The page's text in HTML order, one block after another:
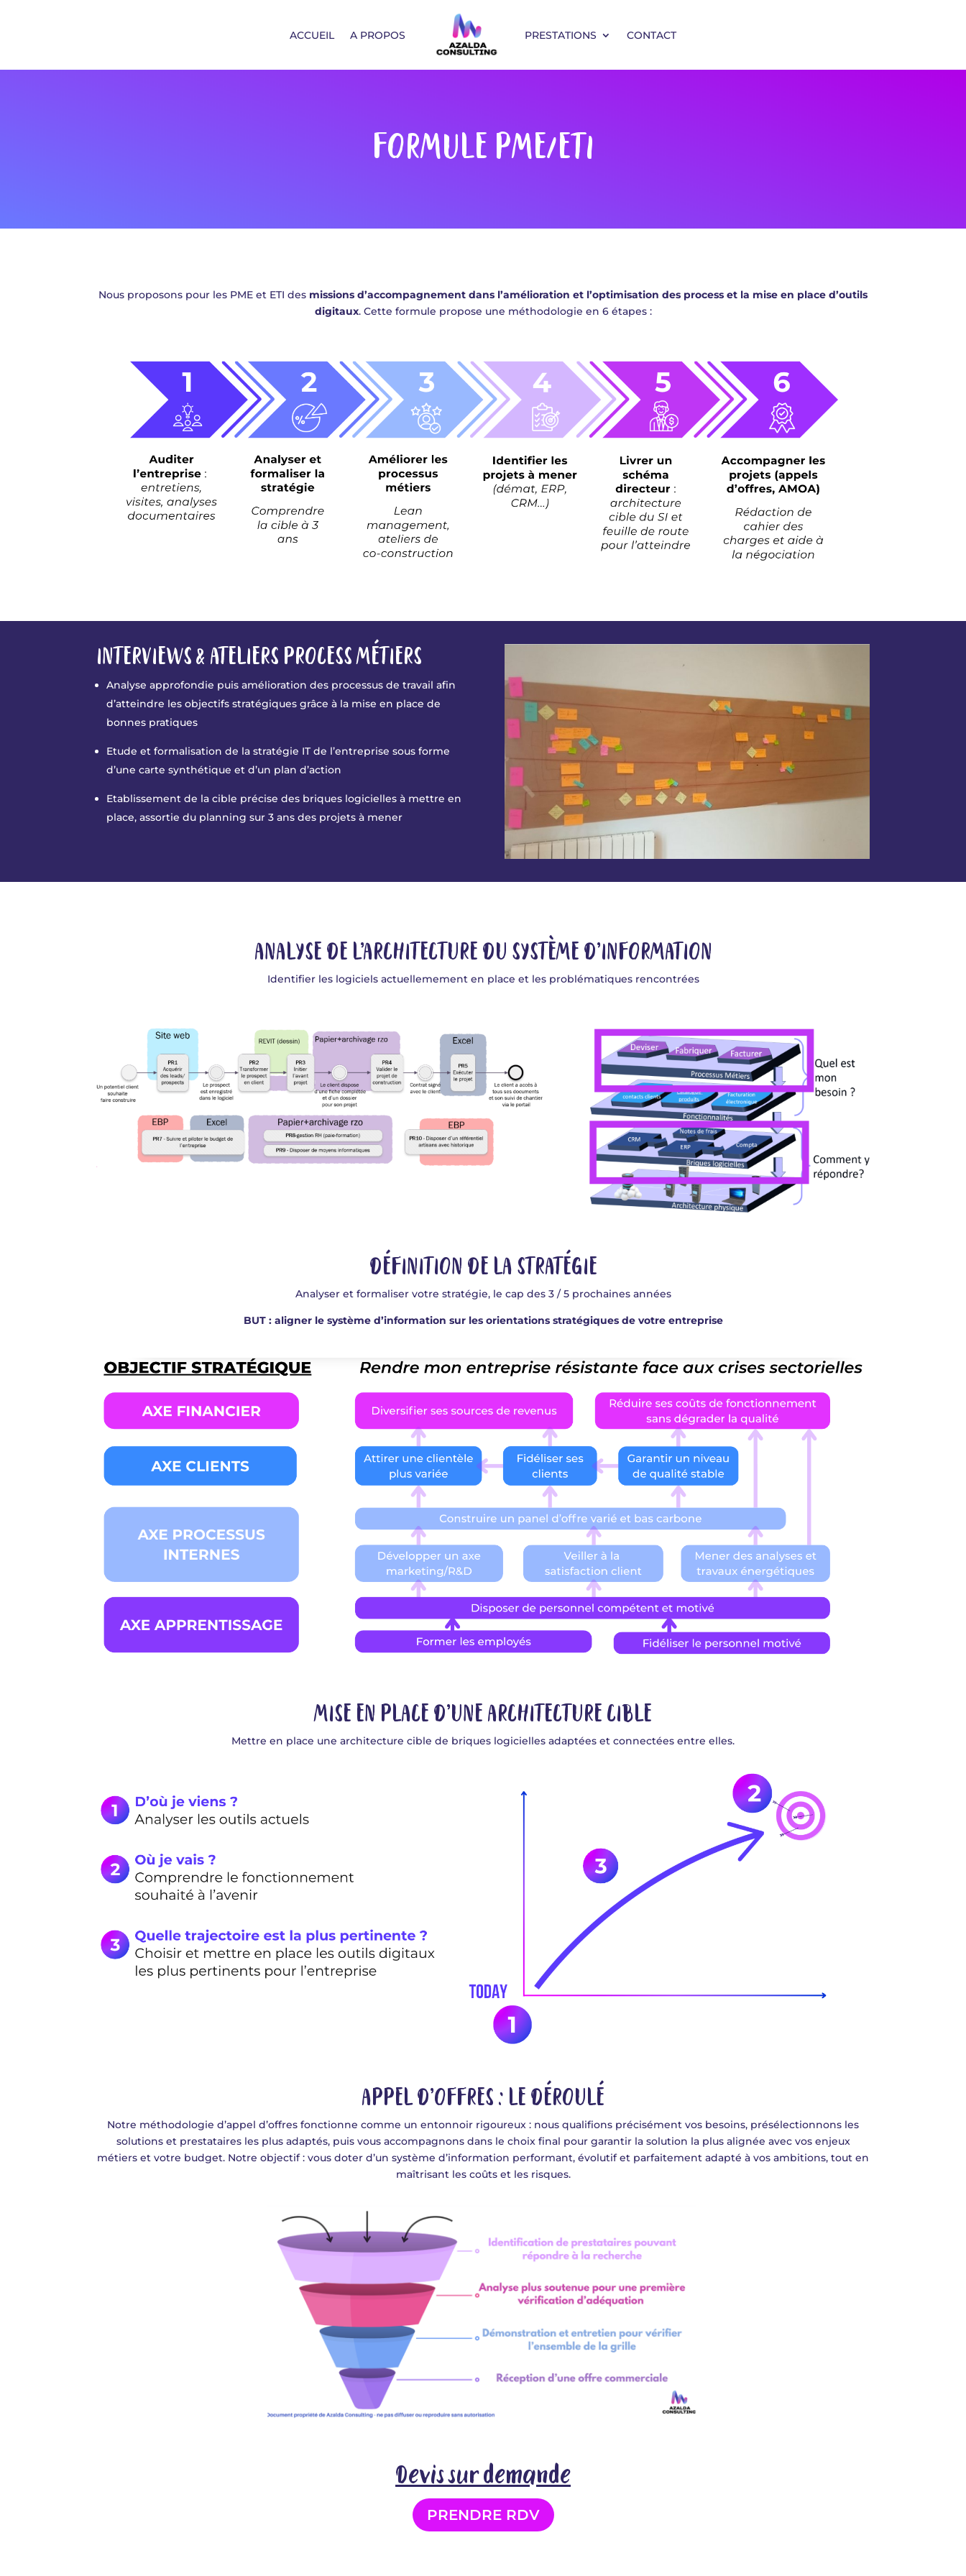
ACCUEIL A PROPOS PRESTATIONS CONTACT
FORMULE PME/ETI
Nous proposons pour les PME et ETI des missions d’accompagnement dans l’amélioration et l’optimisation des process et la mise en place d’outils
digitaux. Cette formule propose une méthodologie en 6 étapes :
INTERVIEWS & ATELIERS PROCESS MÉTIERS
Analyse approfondie puis amélioration des processus de travailafin
d’atteindre les objectifs stratégiques grâce à la mise en place de
bonnes pratiques
Etude et formalisation de la stratégie ITde l’entreprise sous forme
d’une carte synthétique et d’un plan d’action
Etablissement de la cible précise des briques logiciellesà mettre en
place, assortie du planning sur 3 ans des projets à mener
ANALYSE DE L’ARCHITECTURE DU SYSTÈME D’INFORMATION
Identifier les logiciels actuellemement en place et les problématiques rencontrées
DÉFINITION DE LA STRATÉGIE
Analyser et formaliser votre stratégie, le cap des 3 / 5 prochaines années
BUT : aligner le système d’information sur les orientations stratégiques de votre entreprise
MISE EN PLACE D’UNE ARCHITECTURE CIBLE
Mettre en place une architecture cible de briques logicielles adaptées et connectées entre elles.
APPEL D’OFFRES : LE DÉROULÉ
Notre méthodologie d’appel d’offres fonctionne comme un entonnoir rigoureux : nous qualifions précisément vos besoins, présélectionnons les
solutions et prestataires les plus adaptés, puis vous accompagnons dans le choix final pour garantir la solution la plus alignée avec vos enjeux
métiers et votre budget. Notre objectif : vous doter d’un système d’information performant, évolutif et parfaitement adapté à vos ambitions, tout en
maîtrisant les coûts et les risques.
Devis sur demande
PRENDRE RDV